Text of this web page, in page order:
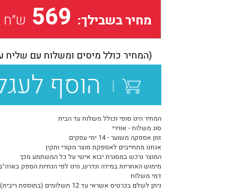
מחיר בשבילך: 569 ש״ח
(המחיר כולל מיסים ומשלוח עם שליח
הוסף
המחיר הינו סופי וכולל משלוח עד הבית
סוג משלוח - אווירי
זמן אספקה משוער - 14 ימי עסקים
אנחנו מתחייבים לאספקת מוצר מקורי ותקין
המוצר נרכש במסגרת יבוא אישי על כל המשתמע מכך
מימוש האחריות במידה ונדרש, הינו לפי הנחיות הספק
דמי משלוח
ניתן לשלם בכרטיס אשראי עד 12 תשלומים (בתוספת ריבית)